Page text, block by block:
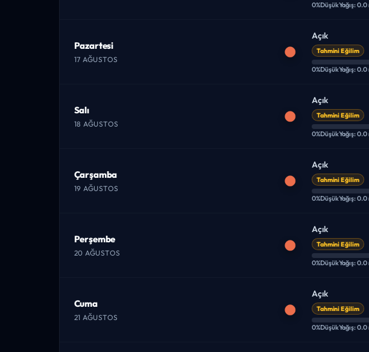
0%DüşükYağış:
Pazartesi
17 AĞUSTOS
Açık
Tahmini Eğilim
0%DüşükYağış:
Salı
18 AĞUSTOS
Açık
Tahmini Eğilim
0%DüşükYağış:
Çarşamba
19 AĞUSTOS
Açık
Tahmini Eğilim
0%DüşükYağış:
Perşembe
20 AĞUSTOS
Açık
Tahmini Eğilim
0%DüşükYağış:
Cuma
21 AĞUSTOS
Açık
Tahmini Eğilim
0%DüşükYağış: